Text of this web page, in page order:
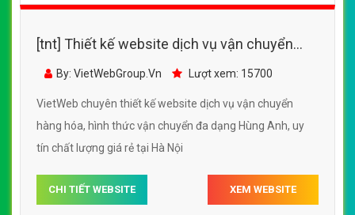
[tnt] Thiết kế website dịch vụ vận chuyển
hàng hóa, hình thức vận chuyển đa dạng
By: VietWebGroup.Vn Lượt xem: 15700
VietWeb chuyên thiết kế website dịch vụ vận chuyển
hàng hóa, hình thức vận chuyển đa dạng Hùng Anh, uy
tín chất lượng giá rẻ tại Hà Nội
CHI TIẾT WEBSITE XEM WEBSITE